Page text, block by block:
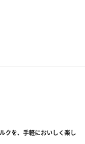
クを、手軽においしく楽し